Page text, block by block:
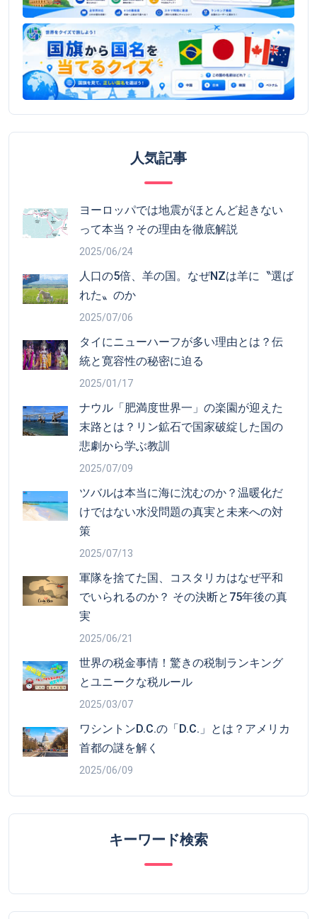
人気記事
ヨーロッパでは地震がほとんど起きない
って本当？その理由を徹底解説
2025/06/24
人口の5倍、羊の国。なぜNZは羊に〝選ば
れた〟のか
2025/07/06
タイにニューハーフが多い理由とは？伝
統と寛容性の秘密に迫る
2025/01/17
ナウル「肥満度世界一」の楽園が迎えた
末路とは？リン鉱石で国家破綻した国の
悲劇から学ぶ教訓
2025/07/09
ツバルは本当に海に沈むのか？温暖化だ
けではない水没問題の真実と未来への対
策
2025/07/13
軍隊を捨てた国、コスタリカはなぜ平和
でいられるのか？ その決断と75年後の真
実
2025/06/21
世界の税金事情！驚きの税制ランキング
とユニークな税ルール
2025/03/07
ワシントンD.C.の「D.C.」とは？アメリカ
首都の謎を解く
2025/06/09
キーワード検索